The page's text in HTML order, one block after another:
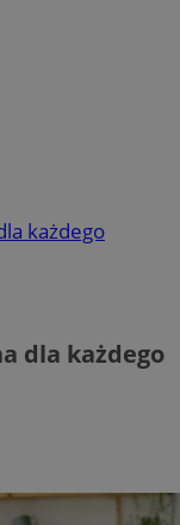
każdego
dla każdego